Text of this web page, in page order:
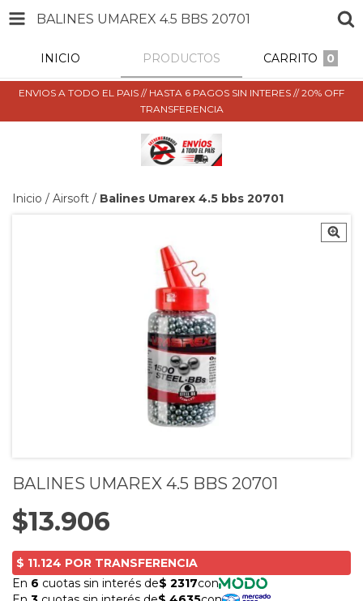
BALINES UMAREX 4.5 BBS 20701
INICIO PRODUCTOS CARRITO 0
ENVIOS A TODO EL PAIS // HASTA 6 PAGOS SIN INTERES // 20% OFF
TRANSFERENCIA
Inicio / Airsoft / Balines Umarex 4.5 bbs 20701
BALINES UMAREX 4.5 BBS 20701
$13.906